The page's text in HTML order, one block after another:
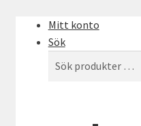
Mitt konto
Sök